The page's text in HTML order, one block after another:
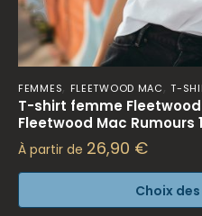
FEMMES, FLEETWOOD MAC,T-
T-shirt femme
Fleetwood Mac Rumours
À partir de 26,90 €
Choix